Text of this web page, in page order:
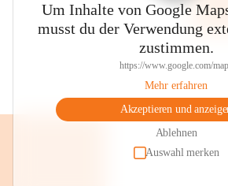
Um Inhalte von Google
musst du der Verwendung
zustimmen.
https://www.google.com/
Mehr erfahren
Akzeptieren und
Ablehnen
Auswahl merken